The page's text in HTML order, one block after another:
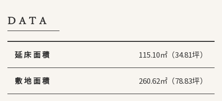
DATA
延床面積 115.10㎡（34.81坪）
敷地面積 260.62㎡（78.83坪）